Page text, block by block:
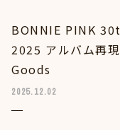
BONNIE PINK
2025 アルバム再
Goods
2025.12.02